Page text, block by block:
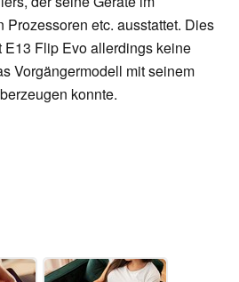
Prozessoren etc. ausstattet. Dies
E13 Flip Evo allerdings keine
Vorgängermodell mit seinem
konnte.